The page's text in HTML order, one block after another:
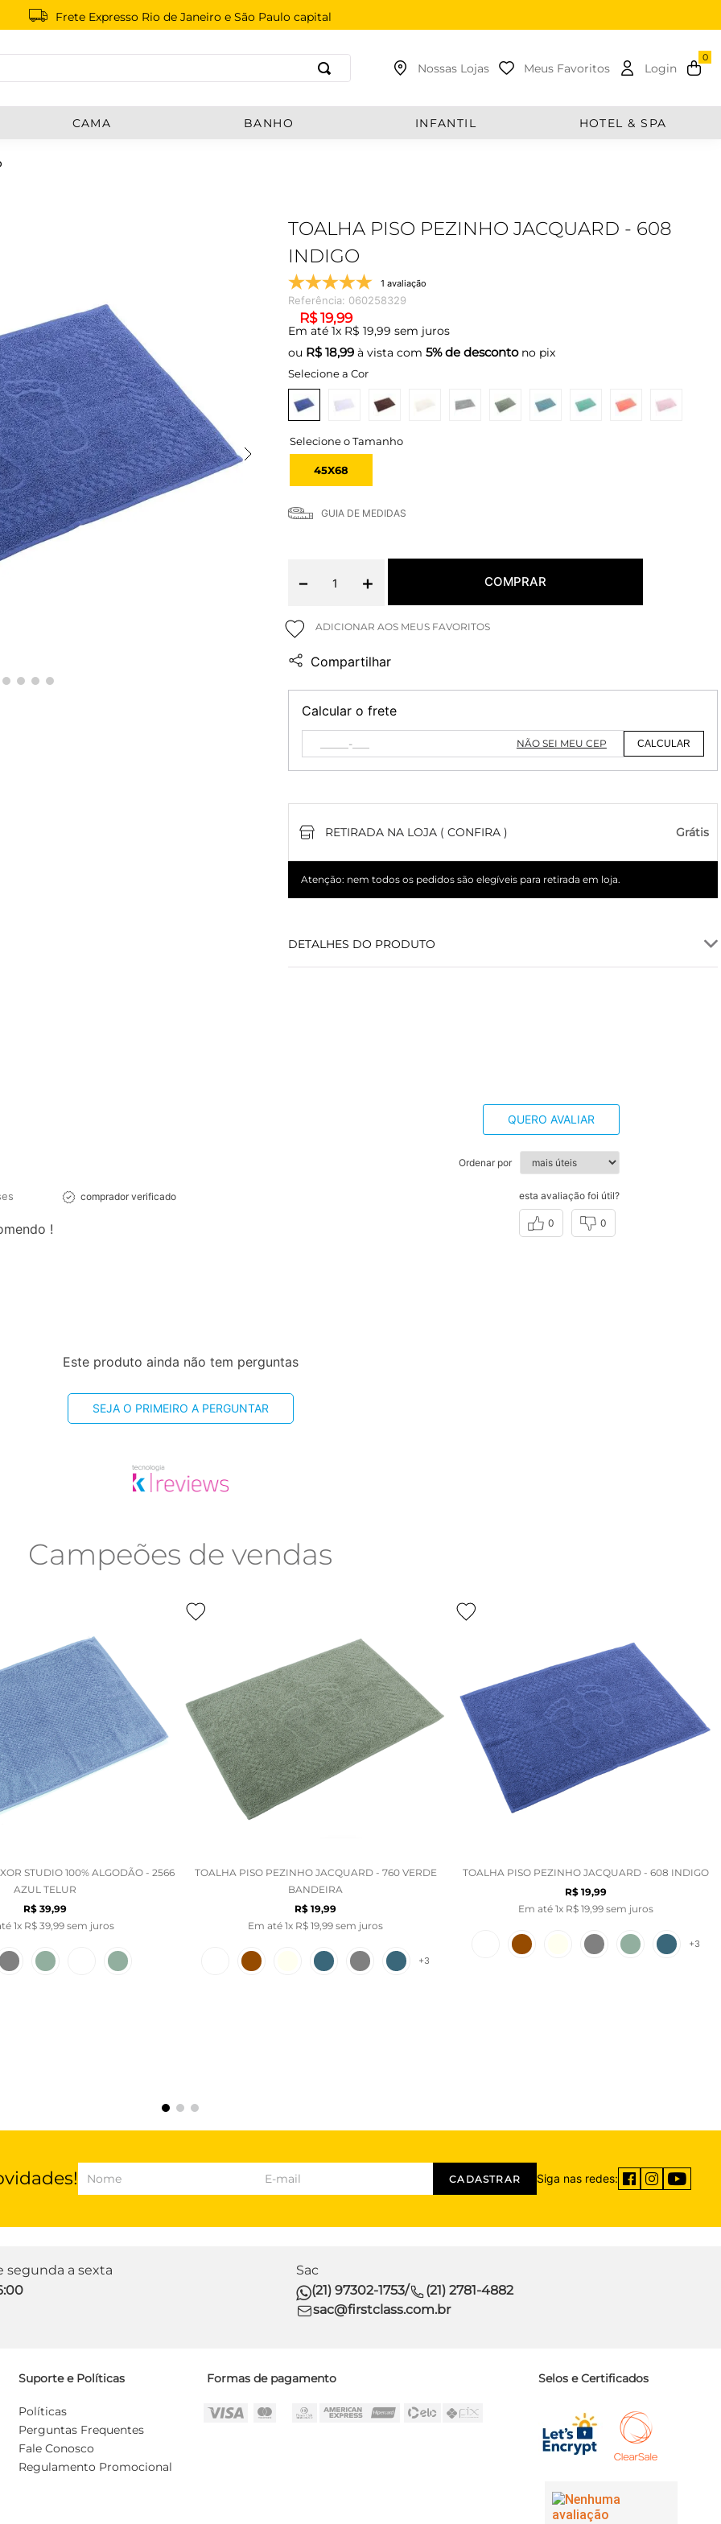
Frete Expresso Rio de Janeiro e São Paulo capital
Buscar
Nossas Lojas Meus Favoritos Login
CAMA BANHO INFANTIL HOTEL & SPA
TOALHA PISO PEZINHO JACQUARD - 608
INDIGO
1 avaliação
Referência: 060258329
R$ 19,99
Em até 1x R$ 19,99 sem juros
ou R$ 18,99à vista com 5% de descontono pix
Selecione a Cor
45X68
GUIA DE MEDIDAS
＋
－ COMPRAR
Compartilhar
Calcular o frete
NÃO SEI MEU CEP CALCULAR
RETIRADA NA LOJA ( CONFIRA ) Grátis
Atenção: nem todos os pedidos são elegíveis para retirada em loja.
DETALHES DO PRODUTO
QUERO AVALIAR
Ordenar por
comprador verificado
!
esta avaliação foi útil?
0 0
Este produto ainda não tem perguntas
SEJA O PRIMEIRO A PERGUNTAR
Campeões de vendas
STUDIO 100% ALGODÃO - 2566
AZUL TELUR
R$ 39,99
1x R$ 39, 99sem juros
TOALHA PISO PEZINHO JACQUARD - 760 VERDE
BANDEIRA
R$ 19,99
Em até 1x R$ 19 99 sem juros
+3
TOALHA PISO PEZINHO JACQUARD - 608 INDIGO
R$ 19,99
Em até 1x R$ 19 99 sem juros
+3
CADASTRAR Siga nas redes:
segunda a sexta
Sac
(21) 97302-1753/
(21) 2781-4882
sac@firstclass.com.br
Suporte e Políticas
Políticas
Perguntas Frequentes
Fale Conosco
Regulamento Promocional
Formas de pagamento Selos e Certificados